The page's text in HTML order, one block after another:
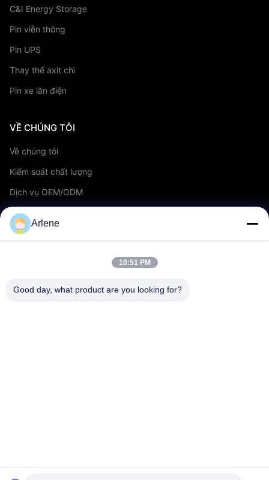
C&I Energy Storage
Pin viễn thông
Pin UPS
Thay thế axit chì
Pin xe lăn điện
VỀ CHÚNG TÔI
Về chúng tôi
Kiểm soát chất lượng
Dịch vụ OEM/ODM
Sự kiện & Tin tức
Câu hỏi thường gặp
Arlene
10:51 PM
Good day, what product are you looking for?